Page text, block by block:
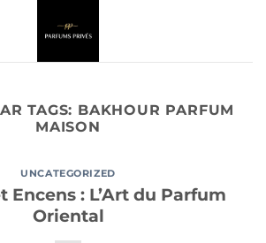
TAGS: BAKHOUR PARFUM
MAISON
UNCATEGORIZED
Encens : L’Art du Parfum
Oriental